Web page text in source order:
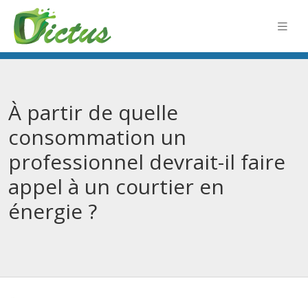
À partir de quelle
consommation un
professionnel devrait-il faire
appel à un courtier en
énergie ?